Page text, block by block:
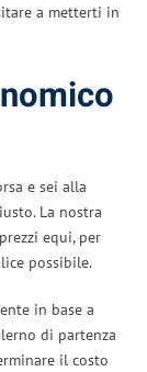
a metterti in
e sei alla
La nostra
equi, per
possibile.
in base a
di partenza
il costo